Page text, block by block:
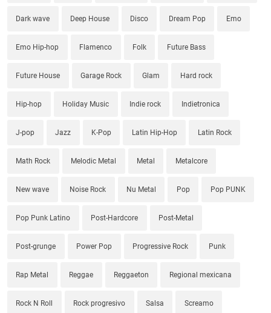
Dark wave Deep House Disco Dream Pop Emo
Emo Hip-hop Flamenco Folk Future Bass
Future House Garage Rock Glam Hard rock
Hip-hop Holiday Music Indie rock Indietronica
J-pop Jazz K-Pop Latin Hip-Hop Latin Rock
Math Rock Melodic Metal Metal Metalcore
New wave Noise Rock Nu Metal Pop Pop PUNK
Pop Punk Latino Post-Hardcore Post-Metal
Post-grunge Power Pop Progressive Rock Punk
Rap Metal Reggae Reggaeton Regional mexicana
Rock N Roll Rock progresivo Salsa Screamo